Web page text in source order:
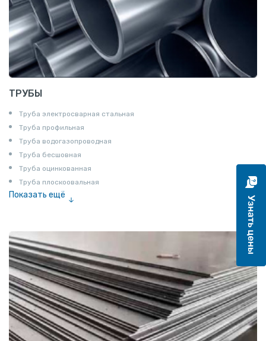
ТРУБЫ
Труба электросварная стальная
Труба профильная
Труба водогазопроводная
Труба бесшовная
Труба оцинкованная
Труба плоскоовальная
Показать ещё